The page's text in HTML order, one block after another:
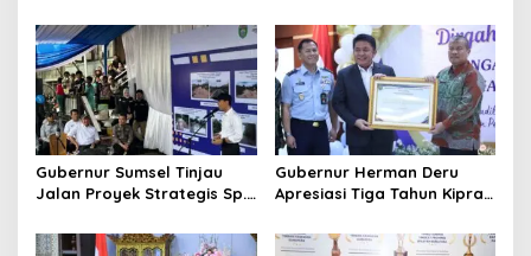
n
Kekuatan Ekonomi Baru
dan Penguatan Peran
Perempuan
Gubernur Sumsel Tinjau
Jalan Proyek Strategis Sp.
Desa Keman OKI
Gubernur Herman Deru
Apresiasi Tiga Tahun Kiprah
Pilar Keadilan Tata Usaha